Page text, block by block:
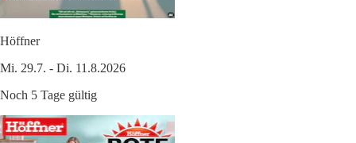
Höffner
Mi. 29.7. - Di. 11.8.2026
Noch 5 Tage gültig